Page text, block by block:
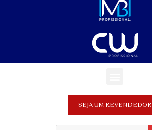
SEJA UM REVENDEDOR